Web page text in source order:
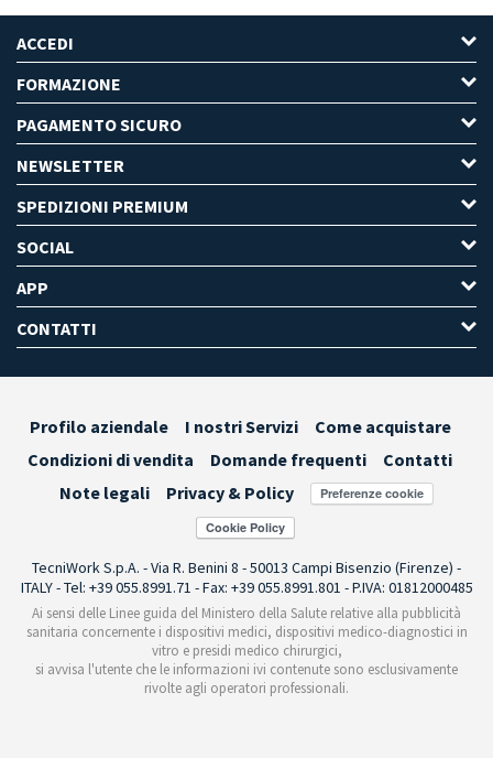
ACCEDI
FORMAZIONE
PAGAMENTO SICURO
NEWSLETTER
SPEDIZIONI PREMIUM
SOCIAL
APP
CONTATTI
Profilo aziendale I nostri Servizi
Come acquistare
Condizioni di vendita
Domande frequenti
Contatti
Note legali
Privacy & Policy Preferenze cookie
TecniWork S.p.A. - Via R. Benini 8 - 50013 Campi Bisenzio (Firenze) -
ITALY - Tel: +39 055.8991.71 - Fax: +39 055.8991.801 - P.IVA: 01812000485
Ai sensi delle Linee guida del Ministero della Salute relative alla pubblicità
sanitaria concernente i dispositivi medici, dispositivi medico-diagnostici in
vitro e presidi medico chirurgici,
si avvisa l'utente che le informazioni ivi contenute sono esclusivamente
rivolte agli operatori professionali.